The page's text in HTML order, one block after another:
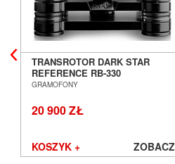
TRANSROTOR DARK STAR
REFERENCE RB-330
GRAMOFON ANALOGOWY
GRAMOFONY
20 900 ZŁ
KOSZYK + ZOBACZ